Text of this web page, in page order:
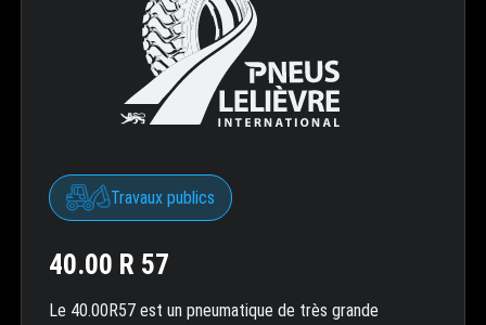
Travaux publics
40.00 R 57
Le 40.00R57 est un pneumatique de très grande